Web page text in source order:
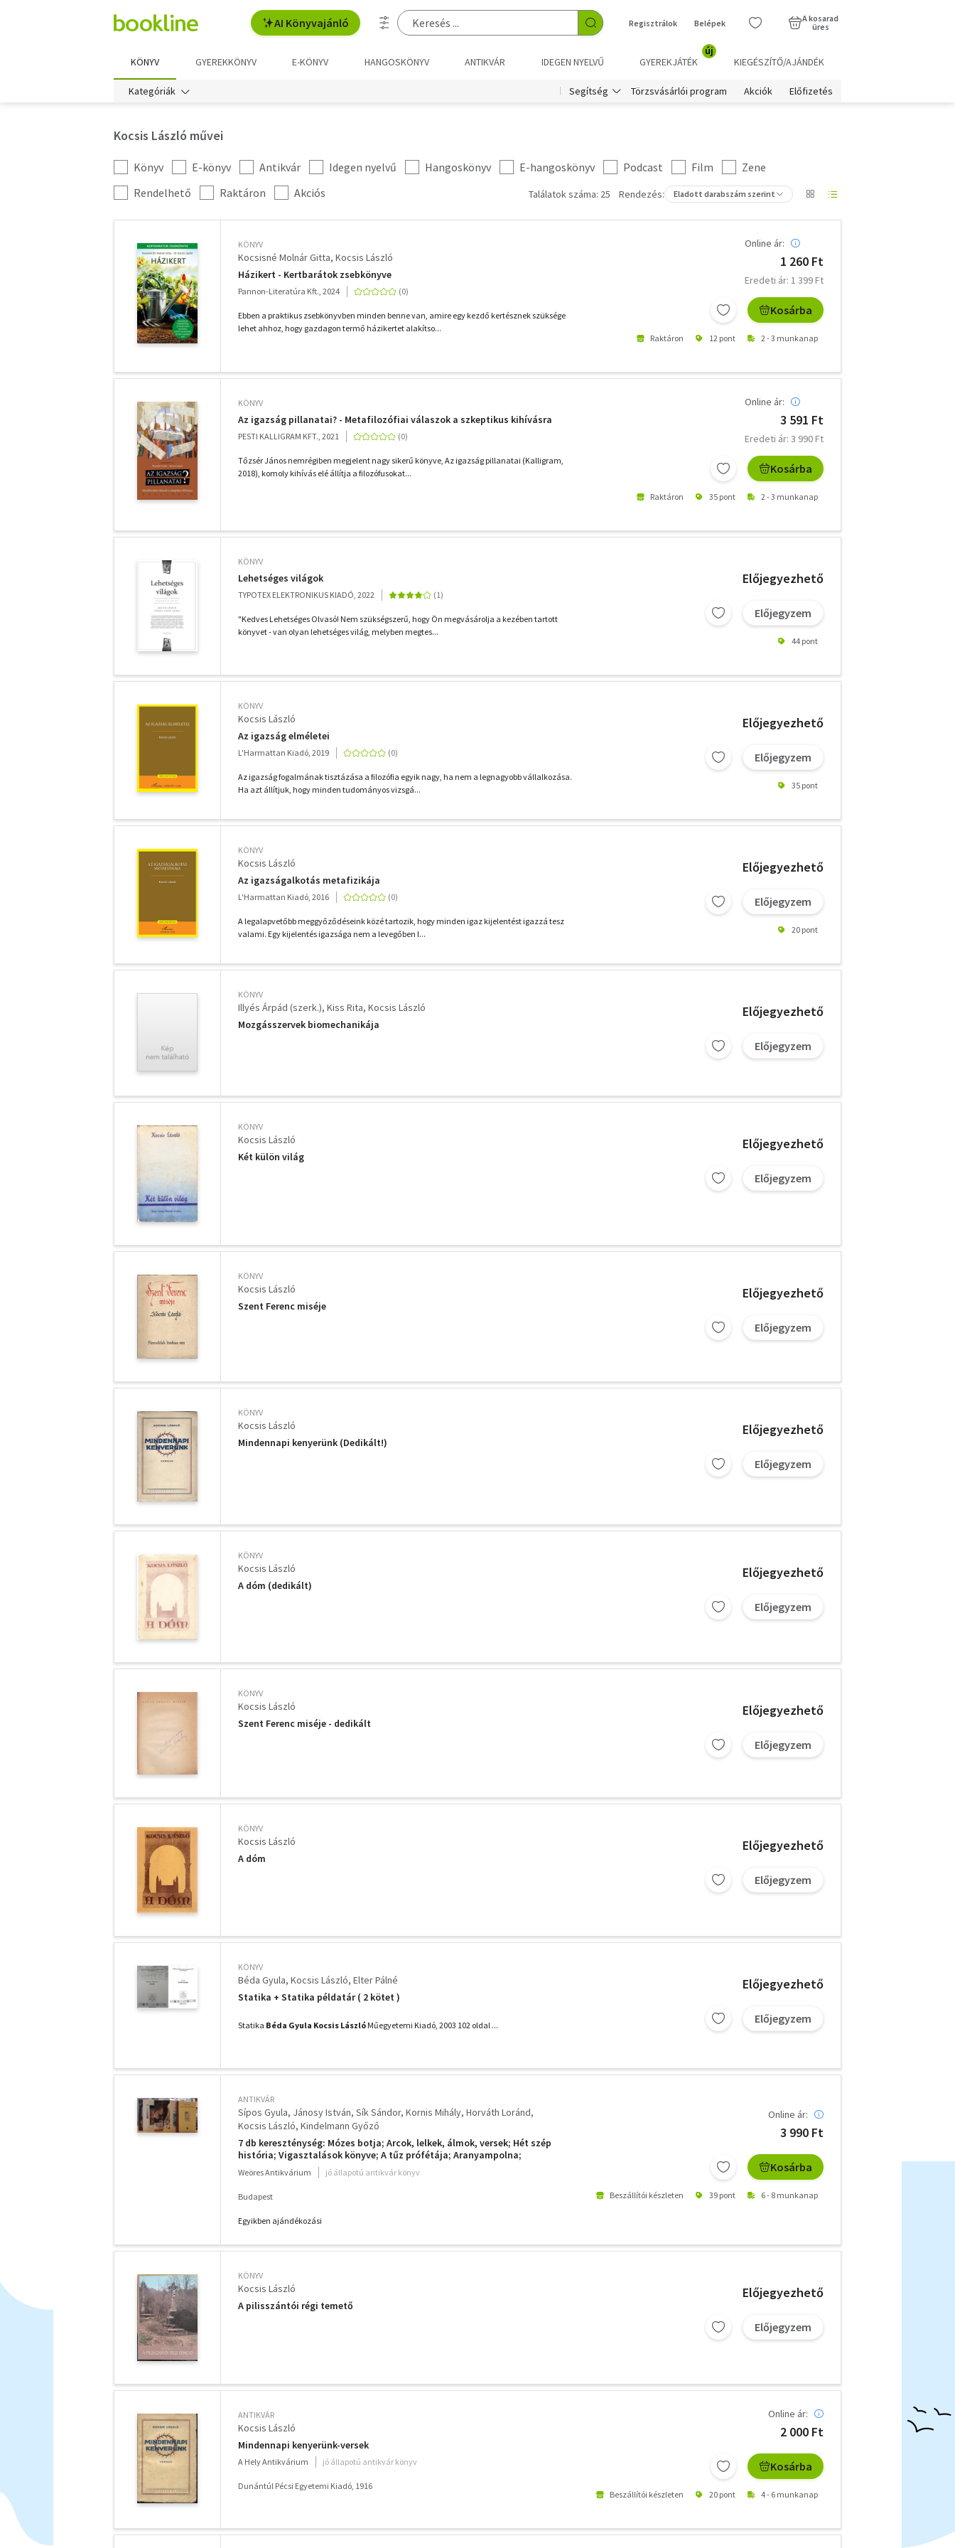
AI Könyvajánló Regisztrálok Belépek
A kosarad
üres
KÖNYV GYEREKKÖNYV E-KÖNYV HANGOSKÖNYV ANTIKVÁR IDEGEN NYELVŰ GYEREKJÁTÉK
új
KIEGÉSZÍTŐ/AJÁNDÉK
Kategóriák Segítség Törzsvásárlói program Akciók Előfizetés
Kocsis László művei
Kategória
szűrés
Könyv E-könyv Antikvár Idegen nyelvű Hangoskönyv E-hangoskönyv Podcast Film
Zene
További
szűrők
Rendelhető Raktáron Akciós Találatok száma: 25 Rendezés: Eladott darabszám szerint
KÖNYV
Kocsisné Molnár Gitta Kocsis László
Házikert - Kertbarátok zsebkönyve
Pannon-Literatúra Kft., 2024
Ebben a praktikus zsebkönyvben minden benne van, amire egy kezdő kertésznek szüksége
lehet ahhoz, hogy gazdagon termő házikertet alakítso...
Online ár:
1 260 Ft
Eredeti ár: 1 399 Ft
Kosárba
Raktáron 12 pont 2 - 3 munkanap
KÖNYV
Az igazság pillanatai? - Metafilozófiai válaszok a szkeptikus kihívásra
PESTI KALLIGRAM KFT., 2021
Tőzsér János nemrégiben megjelent nagy sikerű könyve, Az igazság pillanatai (Kalligram,
2018), komoly kihívás elé állítja a filozófusokat...
Online ár:
3 591 Ft
Eredeti ár: 3 990 Ft
Kosárba
Raktáron 35 pont 2 - 3 munkanap
KÖNYV
Lehetséges világok
TYPOTEX ELEKTRONIKUS KIADÓ, 2022
"Kedves Lehetséges Olvasó! Nem szükségszerű, hogy Ön megvásárolja a kezében tartott
könyvet - van olyan lehetséges világ, melyben megtes...
Előjegyezhető
Előjegyzem
44 pont
KÖNYV
Kocsis László
Az igazság elméletei
L'Harmattan Kiadó, 2019
Az igazság fogalmának tisztázása a filozófia egyik nagy, ha nem a legnagyobb vállalkozása.
Ha azt állítjuk, hogy minden tudományos vizsgá...
Előjegyezhető
Előjegyzem
35 pont
KÖNYV
Kocsis László
Az igazságalkotás metafizikája
L'Harmattan Kiadó, 2016
A legalapvetőbb meggyőződéseink közé tartozik, hogy minden igaz kijelentést igazzá tesz
valami. Egy kijelentés igazsága nem a levegőben l...
Előjegyezhető
Előjegyzem
20 pont
KÖNYV
Illyés Árpád (szerk.) Kiss Rita Kocsis László
Mozgásszervek biomechanikája
Előjegyezhető
Előjegyzem
KÖNYV
Kocsis László
Két külön világ
Előjegyezhető
Előjegyzem
KÖNYV
Kocsis László
Szent Ferenc miséje
Előjegyezhető
Előjegyzem
KÖNYV
Kocsis László
Mindennapi kenyerünk (Dedikált!)
Előjegyezhető
Előjegyzem
KÖNYV
Kocsis László
A dóm (dedikált)
Előjegyezhető
Előjegyzem
KÖNYV
Kocsis László
Szent Ferenc miséje - dedikált
Előjegyezhető
Előjegyzem
KÖNYV
Kocsis László
A dóm
Előjegyezhető
Előjegyzem
KÖNYV
Béda Gyula Kocsis László Elter Pálné
Statika + Statika példatár ( 2 kötet )
Statika Béda Gyula Kocsis László Műegyetemi Kiadó, 2003 102 oldal ...
Előjegyezhető
Előjegyzem
ANTIKVÁR
Sípos Gyula Jánosy István Sík Sándor Kornis Mihály Horváth Loránd
Kocsis László Kindelmann Győző
7 db kereszténység: Mózes botja; Arcok, lelkek, álmok, versek; Hét szép
história; Vigasztalások könyve; A tűz prófétája; Aranyampolna;
Vándorfény
Weöres Antikvárium jó állapotú antikvár könyv
Budapest
Egyikben ajándékozási
Online ár:
3 990 Ft
Kosárba
Beszállítói készleten 39 pont 6 - 8 munkanap
KÖNYV
Kocsis László
A pilisszántói régi temető
Előjegyezhető
Előjegyzem
ANTIKVÁR
Kocsis László
Mindennapi kenyerünk-versek
A Hely Antikvárium jó állapotú antikvár könyv
Dunántúl Pécsi Egyetemi Kiadó, 1916
Online ár:
2 000 Ft
Kosárba
Beszállítói készleten 20 pont 4 - 6 munkanap